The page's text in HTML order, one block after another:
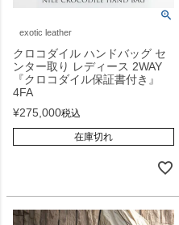
exotic leather
クロコダイル ハンドバッグ セ
ンター取り レディース 2WAY
『クロコダイル保証書付き』
4FA
¥275,000税込
在庫切れ